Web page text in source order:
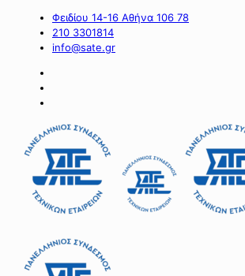
Φειδίου 14-16 Αθήνα 106 78
210 3301814
info@sate.gr